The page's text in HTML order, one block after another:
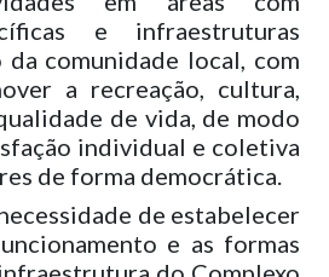
e infraestruturas
da comunidade local, com
a recreação, cultura,
de vida, de modo
individual e coletiva
de forma democrática.
de estabelecer
e as formas